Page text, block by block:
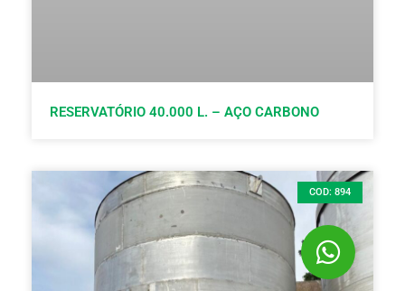
RESERVATÓRIO 40.000 L. – AÇO CARBONO
COD: 894